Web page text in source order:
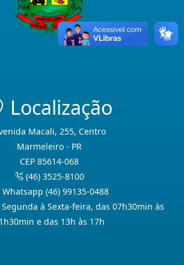
Localização
Macali, 255, Centro
Marmeleiro - PR
CEP 85614-068
(46) 3525-8100
Whatsapp (46) 99135-0488
à Sexta-feira, das 07h30min às
e das 13h às 17h